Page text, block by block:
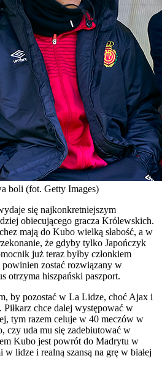
boli (fot. Getty Images)
się najkonkretniejszym
obiecującego gracza Królewskich.
mają do Kubo wielką słabość, a w
że gdyby tylko Japończyk
już teraz byłby członkiem
zostać rozwiązany w
otrzyma hiszpański paszport.
by pozostać w La Lidze, choć Ajax i
chce dalej występować w
tym razem celuje w 40 meczów w
czy uda mu się zadebiutować w
Kubo jest powrót do Madrytu w
lidze i realną szansą na grę w białej